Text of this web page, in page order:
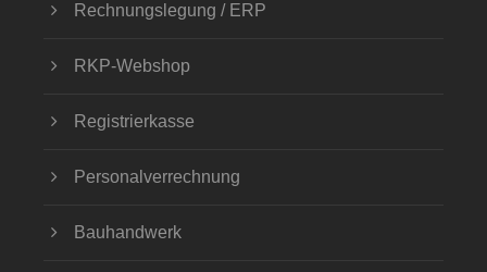
Rechnungslegung / ERP
RKP-Webshop
Registrierkasse
Personalverrechnung
Bauhandwerk